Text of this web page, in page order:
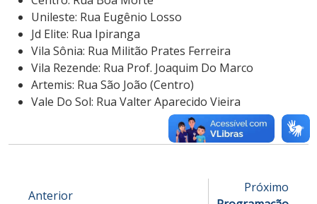
Unileste: Rua Eugênio Losso
Jd Elite: Rua Ipiranga
Vila Sônia: Rua Militão Prates Ferreira
Vila Rezende: Rua Prof. Joaquim Do Marco
Artemis: Rua São João (Centro)
Vale Do Sol: Rua Valter Aparecido Vieira
Anterior
Próximo